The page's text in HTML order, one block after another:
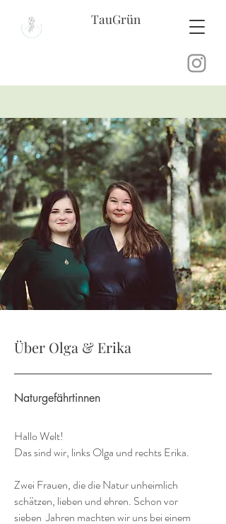
TauGrün
Über Olga & Erika
Naturgefährtinnen
Hallo Welt!
Das sind wir, links Olga und rechts Erika.
Zwei Frauen, die die Natur unheimlich
schätzen, lieben und ehren. Schon vor
sieben Jahren machten wir uns bei einem